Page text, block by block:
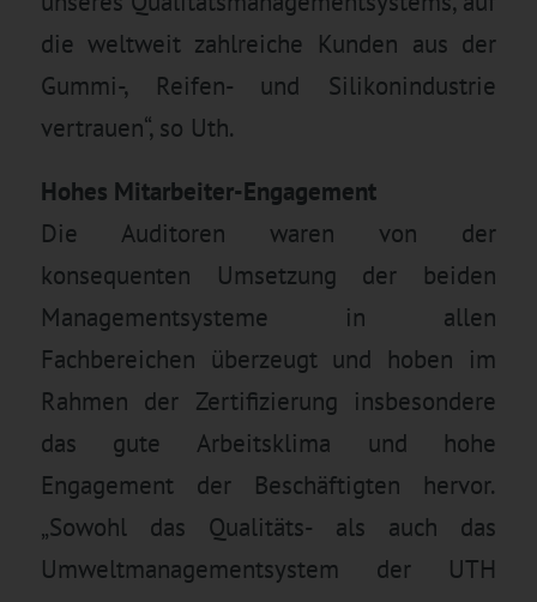
die weltweit zahlreiche Kunden aus der
Gummi-, Reifen- und Silikonindustrie
vertrauen“, so Uth.
Hohes Mitarbeiter-Engagement
Die Auditoren waren von der
konsequenten Umsetzung der beiden
Managementsysteme in allen
Fachbereichen überzeugt und hoben im
Rahmen der Zertifizierung insbesondere
das gute Arbeitsklima und hohe
Engagement der Beschäftigten hervor.
„Sowohl das Qualitäts- als auch das
Umweltmanagementsystem der UTH